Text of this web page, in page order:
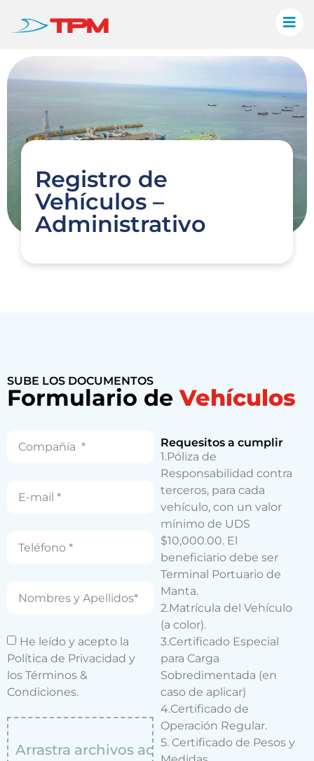
Registro de
Vehículos –
Administrativo
SUBE LOS DOCUMENTOS
Formulario deVehículos
He leído y acepto la
Política de Privacidad y
los Términos &
Condiciones.
Arrastra archivos aqui
Requesitos a cumplir
1.Póliza de
Responsabilidad contra
terceros, para cada
vehículo, con un valor
mínimo de UDS
$10,000.00. El
beneficiario debe ser
Terminal Portuario de
Manta.
2.Matrícula del Vehículo
(a color).
3.Certificado Especial
para Carga
Sobredimentada (en
caso de aplicar)
4.Certificado de
Operación Regular.
5. Certificado de Pesos y